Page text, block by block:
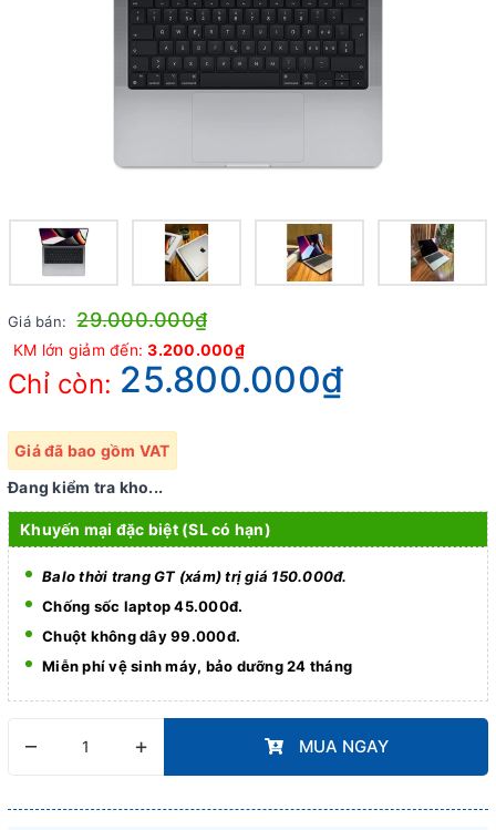
Giá bán: 29.000.000₫
KM lớn giảm đến:3.200.000₫
Chỉ còn: 25.800.000₫
Giá đã bao gồm VAT
Đang kiểm tra kho...
Khuyến mại đặc biệt (SL có hạn)
Balo thời trang GT (xám) trị giá 150.000đ.
Chống sốc laptop 45.000đ.
Chuột không dây 99.000đ.
Miễn phí vệ sinh máy, bảo dưỡng 24 tháng
– + MUA NGAY